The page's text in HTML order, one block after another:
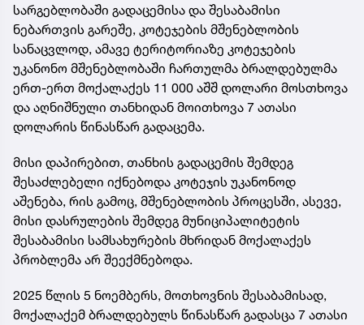
სარგებლობაში გადაცემისა და შესაბამისი
ნებართვის გარეშე, კოტეჯების მშენებლობის
სანაცვლოდ, ამავე ტერიტორიაზე კოტეჯების
უკანონო მშენებლობაში ჩართულმა ბრალდებულმა
ერთ-ერთ მოქალაქეს 11 000 აშშ დოლარი მოსთხოვა
და აღნიშნული თანხიდან მოითხოვა 7 ათასი
დოლარის წინასწარ გადაცემა.
მისი დაპირებით, თანხის გადაცემის შემდეგ
შესაძლებელი იქნებოდა კოტეჯის უკანონოდ
აშენება, რის გამოც, მშენებლობის პროცესში, ასევე,
მისი დასრულების შემდეგ მუნიციპალიტეტის
შესაბამისი სამსახურების მხრიდან მოქალაქეს
პრობლემა არ შეექმნებოდა.
2025 წლის 5 ნოემბერს, მოთხოვნის შესაბამისად,
მოქალაქემ ბრალდებულს წინასწარ გადასცა 7 ათასი